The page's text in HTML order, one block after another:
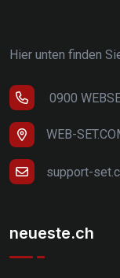
Hier unten finden
0900
WEB-
support-
neueste.ch